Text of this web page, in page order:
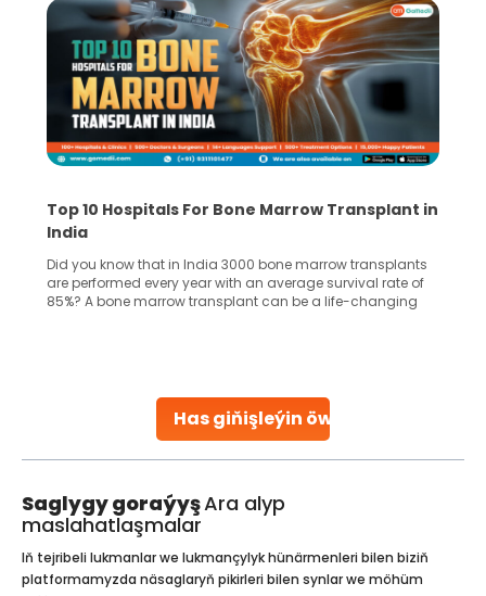
Has giňişleýin öwreniň
Recognizing Critical Symptoms of a Frontal
Lobe Brain Tumor Could Save Your Life
Did you know that the frontal lobe of your brain is the most
common site for tumor occurrence? The frontal lobe is a
key part of your brain and is responsible for various
Saglygy goraýyşAra alyp
maslahatlaşmalar
Iň tejribeli lukmanlar we lukmançylyk hünärmenleri bilen biziň
platformamyzda näsaglaryň pikirleri bilen synlar we möhüm